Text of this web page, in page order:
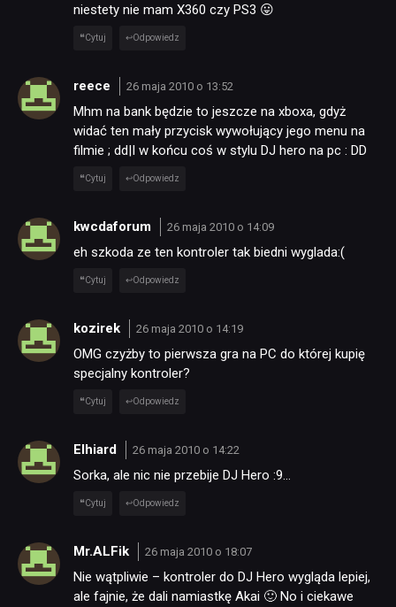
niestety nie mam X360 czy PS3 😛
Cytuj Odpowiedz
reece 26 maja 2010 o 13:52
Mhm na bank będzie to jeszcze na xboxa, gdyż
widać ten mały przycisk wywołujący jego menu na
filmie ; dd|I w końcu coś w stylu DJ hero na pc : DD
Cytuj Odpowiedz
kwcdaforum 26 maja 2010 o 14:09
eh szkoda ze ten kontroler tak biedni wyglada:(
Cytuj Odpowiedz
kozirek 26 maja 2010 o 14:19
OMG czyżby to pierwsza gra na PC do której kupię
specjalny kontroler?
Cytuj Odpowiedz
Elhiard 26 maja 2010 o 14:22
Sorka, ale nic nie przebije DJ Hero :9…
Cytuj Odpowiedz
Mr.ALFik 26 maja 2010 o 18:07
Nie wątpliwie – kontroler do DJ Hero wygląda lepiej,
ale fajnie, że dali namiastkę Akai 🙂 No i ciekawe